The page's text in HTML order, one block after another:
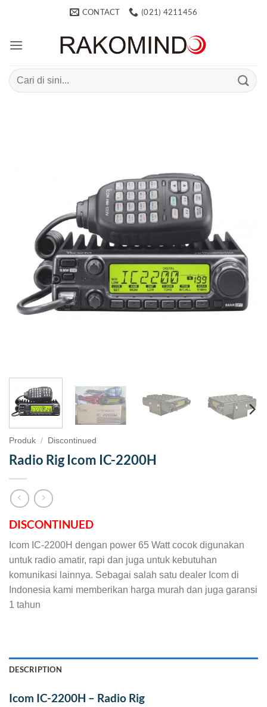
CONTACT (021) 4211456
Search
for:
Produk / Discontinued
Radio Rig Icom IC-2200H
DISCONTINUED
Icom IC-2200H dengan power 65 Watt cocok digunakan
untuk radio amatir, rapi dan juga untuk kebutuhan
komunikasi lainnya. Sebagai salah satu dealer Icom di
Indonesia kami memberikan harga murah dan juga garansi
1 tahun
DESCRIPTION
Icom IC-2200H – Radio Rig